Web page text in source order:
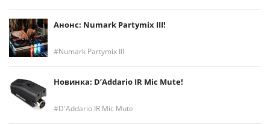
Анонс: Numark Partymix III!
Numark Partymix III
Новинка: D’Addario IR Mic Mute!
D'Addario IR Mic Mute